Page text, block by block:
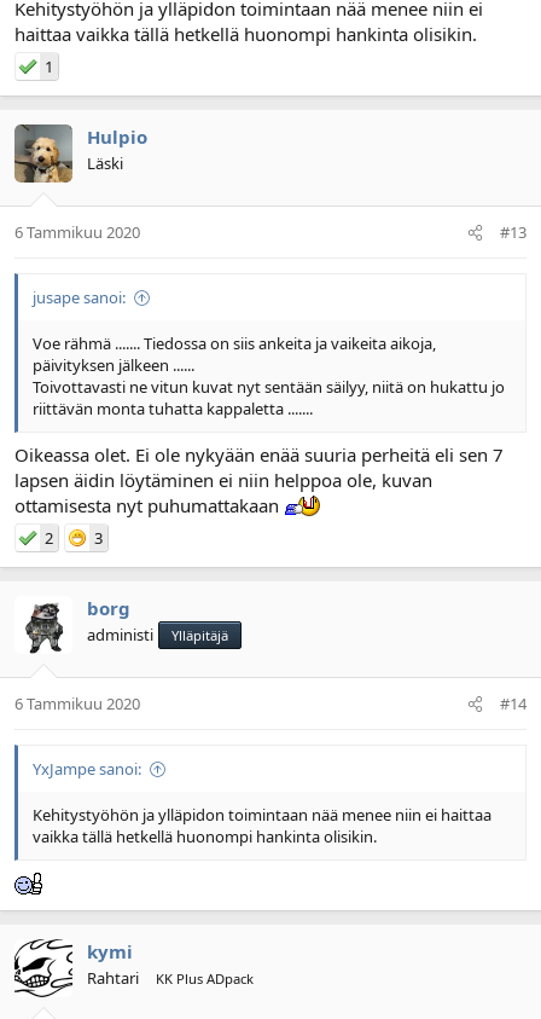
Kehitystyöhön ja ylläpidon toimintaan nää menee niin ei
haittaa vaikka tällä hetkellä huonompi hankinta olisikin.
1
Hulpio
Läski
6 Tammikuu 2020 #13
jusape sanoi:
Voe rähmä ....... Tiedossa on siis ankeita ja vaikeita aikoja,
päivityksen jälkeen ......
Toivottavasti ne vitun kuvat nyt sentään säilyy, niitä on hukattu jo
riittävän monta tuhatta kappaletta .......
Oikeassa olet. Ei ole nykyään enää suuria perheitä eli sen 7
lapsen äidin löytäminen ei niin helppoa ole, kuvan
ottamisesta nyt puhumattakaan
2 3
borg
administi Ylläpitäjä
6 Tammikuu 2020 #14
YxJampe sanoi:
Kehitystyöhön ja ylläpidon toimintaan nää menee niin ei haittaa
vaikka tällä hetkellä huonompi hankinta olisikin.
kymi
Rahtari KK Plus ADpack